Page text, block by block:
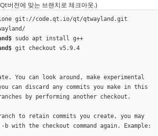
버전에 맞는 브랜치로 체크아웃.)
git://code.qt.io/qt/qtwayland.git
sudo apt install g++
git checkout v5.9.4
You can look around, make experimental
can discard any commits you make in this
by performing another checkout.
to retain commits you create, you may
the checkout command again. Example: